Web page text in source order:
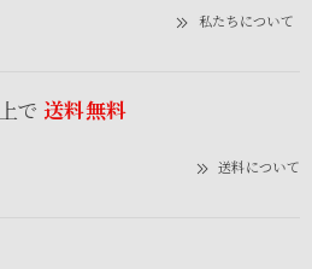
私たちについて
で 送料無料
送料について